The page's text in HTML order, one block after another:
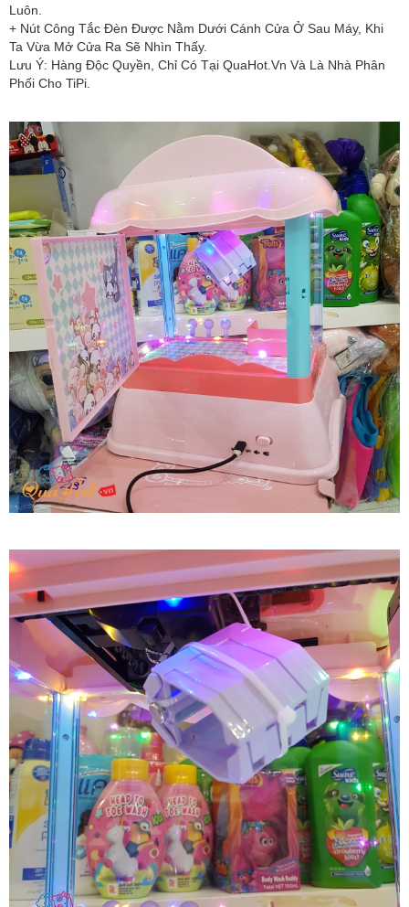
Luôn.
+ Nút Công Tắc Đèn Được Nằm Dưới Cánh Cửa Ở Sau Máy, Khi
Ta Vừa Mở Cửa Ra Sẽ Nhìn Thấy.
Lưu Ý: Hàng Độc Quyền, Chỉ Có Tại QuaHot.Vn Và Là Nhà Phân
Phối Cho TiPi.